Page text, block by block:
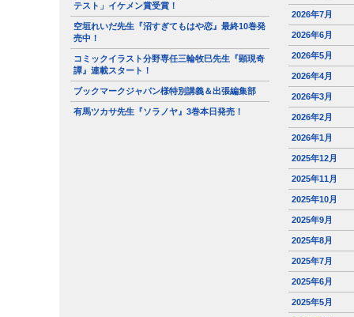
テスト」イケメン賞受賞！
空垣れいだ先生『沼すぎてもはや恋』最終10巻発
売中！
コミックイラスト分野専任三輪牧巳先生『顕現奇
譚』連載スタート！
ブックマークジャパン様特別講義＆出張編集部
有馬ツカサ先生『ソラノヤ』3巻本日発売！
2026年7月
2026年6月
2026年5月
2026年4月
2026年3月
2026年2月
2026年1月
2025年12月
2025年11月
2025年10月
2025年9月
2025年8月
2025年7月
2025年6月
2025年5月